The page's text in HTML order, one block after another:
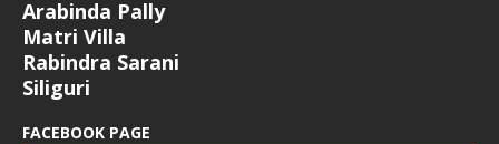
Arabinda Pally
Matri Villa
Rabindra Sarani
Siliguri
FACEBOOK PAGE